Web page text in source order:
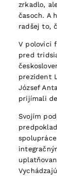
zrkadlo,
časoch. A
radšej to,
V polovici
pred
prezident
József
prijímali
Svojím